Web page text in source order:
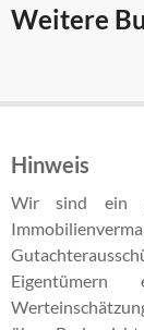
Weitere
Hinweis
Wir sind ein
Eigentümern